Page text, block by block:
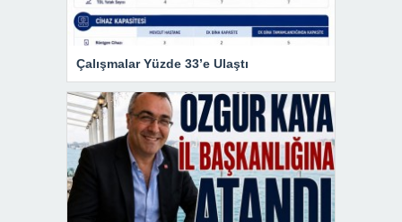
Çalışmalar Yüzde 33’e Ulaştı